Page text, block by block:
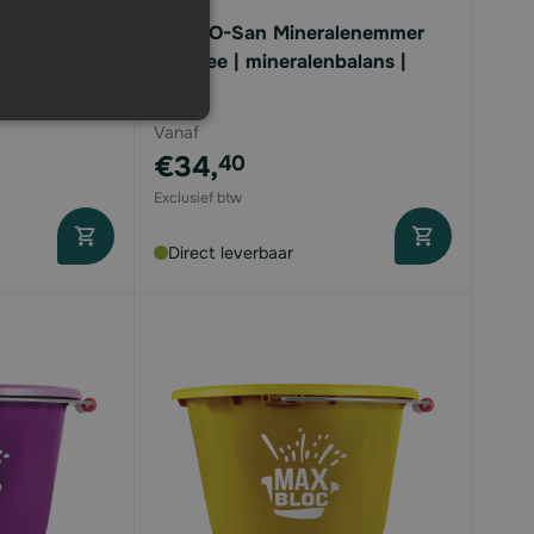
|
Farm-O-San Mineralenemmer
rundvee | mineralenbalans |
Vanaf
€34,40
Direct leverbaar